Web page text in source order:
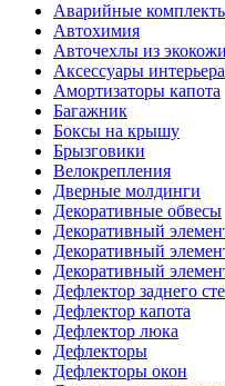
Аварийные
Автохимия
Авточехлы из экокожи
Аксессуары интерьера
Амортизаторы капота
Багажник
Боксы на крышу
Брызговики
Велокрепления
Дверные молдинги
Декоративные обвесы
Декоративный
Декоративный
Декоративный
Дефлектор заднего
Дефлектор капота
Дефлектор люка
Дефлекторы
Дефлекторы окон